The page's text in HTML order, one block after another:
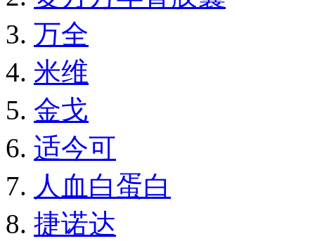
万全
米维
金戈
适今可
人血白蛋白
捷诺达